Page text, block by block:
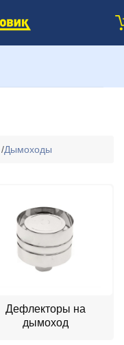
/Дымоходы
Дефлекторы на
дымоход